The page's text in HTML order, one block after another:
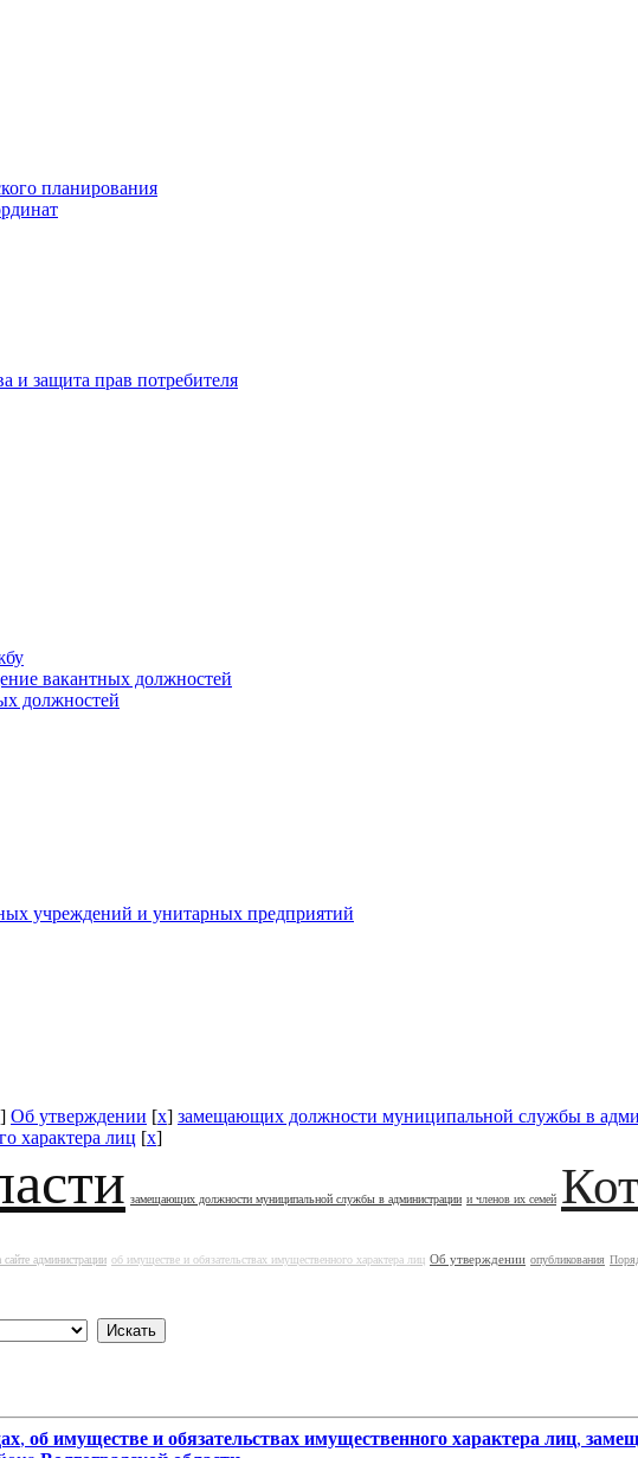
планирования
и защита прав потребителя
вакантных должностей
должностей
учреждений и унитарных предприятий
] Об утверждении [x] замещающих должности муниципальной службы в
характера лиц [x]
замещающих должности муниципальной службы в администрации и членов их семей
сайте администрации об имуществе и обязательствах имущественного характера лиц Об утверждении опубликования
, об имуществе и обязательствах имущественного характера лиц,